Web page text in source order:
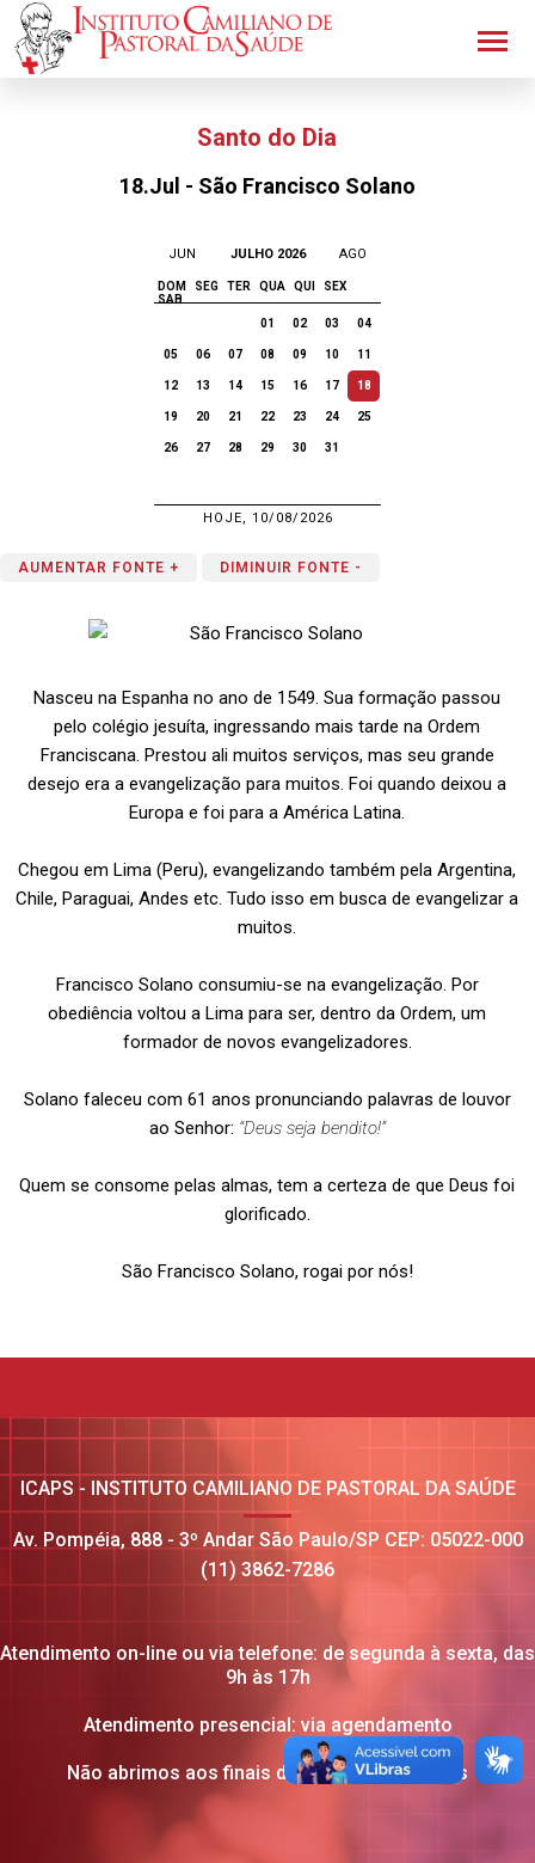
Santo do Dia
18.Jul - São Francisco Solano
JUN JULHO 2026 AGO
DOM SEG TER QUA QUI
SEX
SAB
01
02 03 04
05 06 07 08 09 10 11
12 13 14 15 16 17 18
19 20 21 22 23 24 25
26 27 28 29 30 31
HOJE, 10/08/2026
AUMENTAR FONTE + DIMINUIR FONTE -
Nasceu na Espanha no ano de 1549. Sua formação passou
pelo colégio jesuíta, ingressando mais tarde na Ordem
Franciscana. Prestou ali muitos serviços, mas seu grande
desejo era a evangelização para muitos. Foi quando deixou a
Europa e foi para a América Latina.
Chegou em Lima (Peru), evangelizando também pela Argentina,
Chile, Paraguai, Andes etc. Tudo isso em busca de evangelizar a
muitos.
Francisco Solano consumiu-se na evangelização. Por
obediência voltou a Lima para ser, dentro da Ordem, um
formador de novos evangelizadores.
Solano faleceu com 61 anos pronunciando palavras de louvor
ao Senhor: “Deus seja bendito!”
Quem se consome pelas almas, tem a certeza de que Deus foi
glorificado.
São Francisco Solano, rogai por nós!
ICAPS - INSTITUTO CAMILIANO DE PASTORAL DA SAÚDE
Av. Pompéia, 888 - 3º Andar São Paulo/SP CEP: 05022-000
(11) 3862-7286
Atendimento on-line ou via telefone: de segunda à sexta, das
9h às 17h
Atendimento presencial: via agendamento
Não abrimos aos finais de semana e feriados